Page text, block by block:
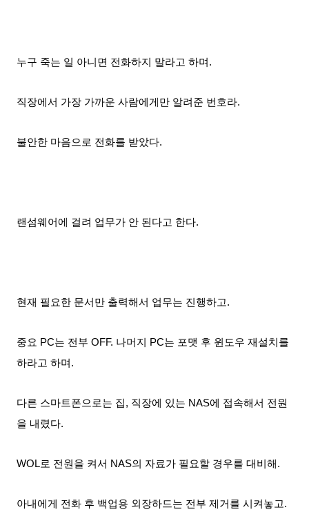
누구 죽는 일 아니면 전화하지 말라고 하며.
직장에서 가장 가까운 사람에게만 알려준 번호라.
불안한 마음으로 전화를 받았다.
랜섬웨어에 걸려 업무가 안 된다고 한다.
현재 필요한 문서만 출력해서 업무는 진행하고.
중요 PC는 전부 OFF. 나머지 PC는 포맷 후 윈도우 재설치를
하라고 하며.
다른 스마트폰으로는 집, 직장에 있는 NAS에 접속해서 전원
을 내렸다.
WOL로 전원을 켜서 NAS의 자료가 필요할 경우를 대비해.
아내에게 전화 후 백업용 외장하드는 전부 제거를 시켜놓고.